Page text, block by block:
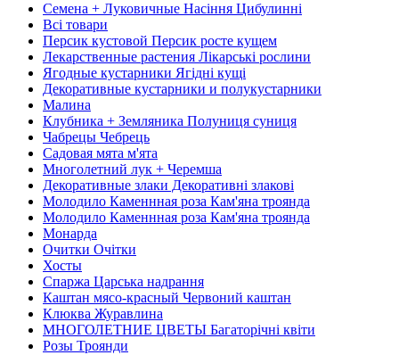
Семена + Луковичные Насіння Цибулинні
Всі товари
Персик кустовой Персик росте кущем
Лекарственные растения Лікарські рослини
Ягодные кустарники Ягідні кущі
Декоративные кустарники и полукустарники
Малина
Клубника + Земляника Полуниця суниця
Чабрецы Чебрець
Садовая мята м'ята
Многолетний лук + Черемша
Декоративные злаки Декоративні злакові
Молодило Каменнная роза Кам'яна троянда
Молодило Каменнная роза Кам'яна троянда
Монарда
Очитки Очітки
Хосты
Спаржа Царська надрання
Каштан мясо-красный Червоний каштан
Клюква Журавлина
МНОГОЛЕТНИЕ ЦВЕТЫ Багаторічні квіти
Розы Троянди